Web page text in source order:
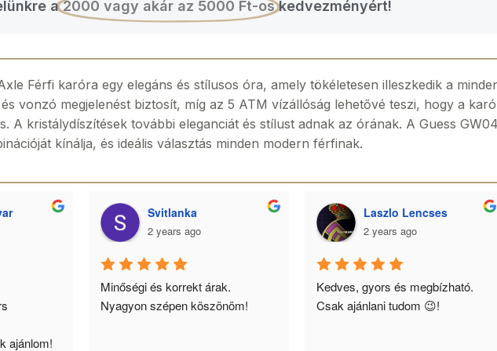
a2000 vagy akár az 5000 Ft-os kedvezményért!
Férfi karóra egy elegáns és stílusos óra, amely tökéletesen illeszkedik a
vonzó megjelenést biztosít, míg az 5 ATM vízállóság lehetővé teszi, hogy a
A kristálydíszítések további eleganciát és stílust adnak az órának. A Guess
kínálja, és ideális választás minden modern férfinak.
ajánlom!
Svitlanka
2 years ago
Minőségi és korrekt árak.
Nyagyon szépen köszönöm!
Laszlo Lencses
2 years ago
Kedves, gyors és megbízható.
Csak ajánlani tudom 😉!